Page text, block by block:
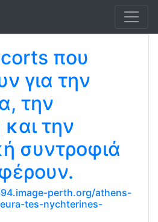
που
για την
την
την
συντροφιά
perth.org/athens-
tes-nychterines-